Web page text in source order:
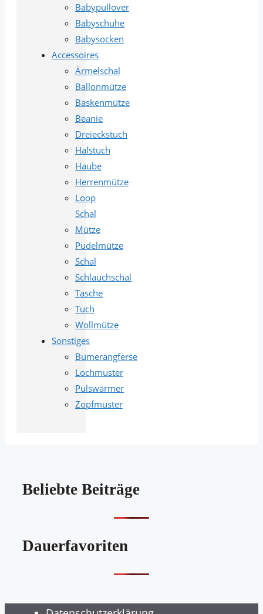
Babypullover
Babyschuhe
Babysocken
Accessoires
Ärmelschal
Ballonmütze
Baskenmütze
Beanie
Dreieckstuch
Halstuch
Haube
Herrenmütze
Loop
Schal
Mütze
Pudelmütze
Schal
Schlauchschal
Tasche
Tuch
Wollmütze
Sonstiges
Bumerangferse
Lochmuster
Pulswärmer
Zopfmuster
Beliebte Beiträge
Dauerfavoriten